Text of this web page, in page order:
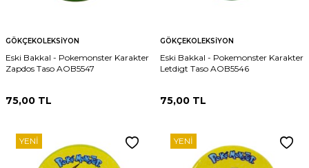
GÖKÇEKOLEKSIYON
Eski Bakkal - Pokemonster Karakter
Zapdos Taso AOB5547
75,00 TL
GÖKÇEKOLEKSIYON
Eski Bakkal - Pokemonster Karakter
Letdigt Taso AOB5546
75,00 TL
YENI YENI